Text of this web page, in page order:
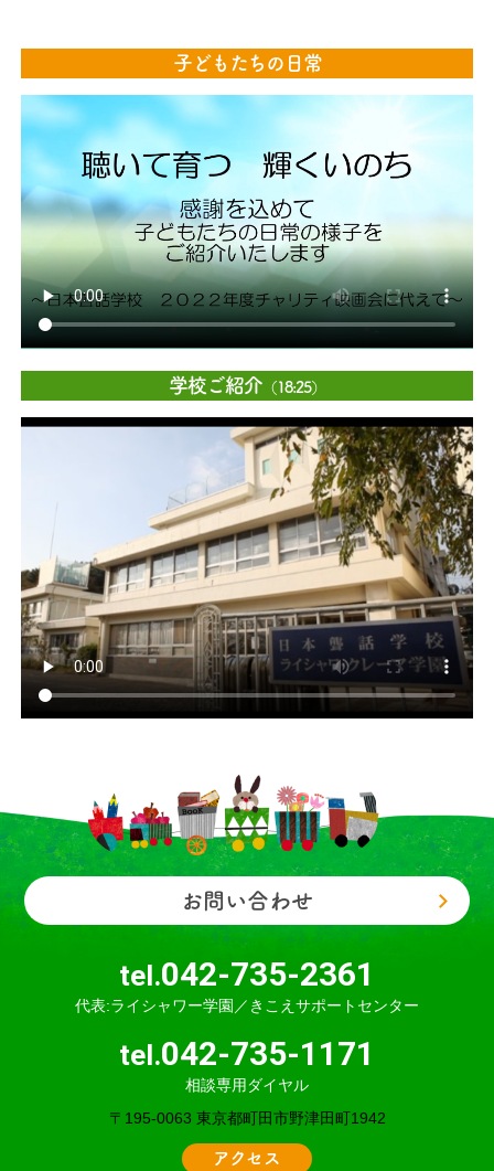
子どもたちの日常
学校ご紹介 （18:25）
お問い合わせ
tel.042-735-2361
代表:ライシャワー学園／きこえサポートセンター
tel.042-735-1171
相談専用ダイヤル
〒195-0063 東京都町田市野津田町1942
アクセス